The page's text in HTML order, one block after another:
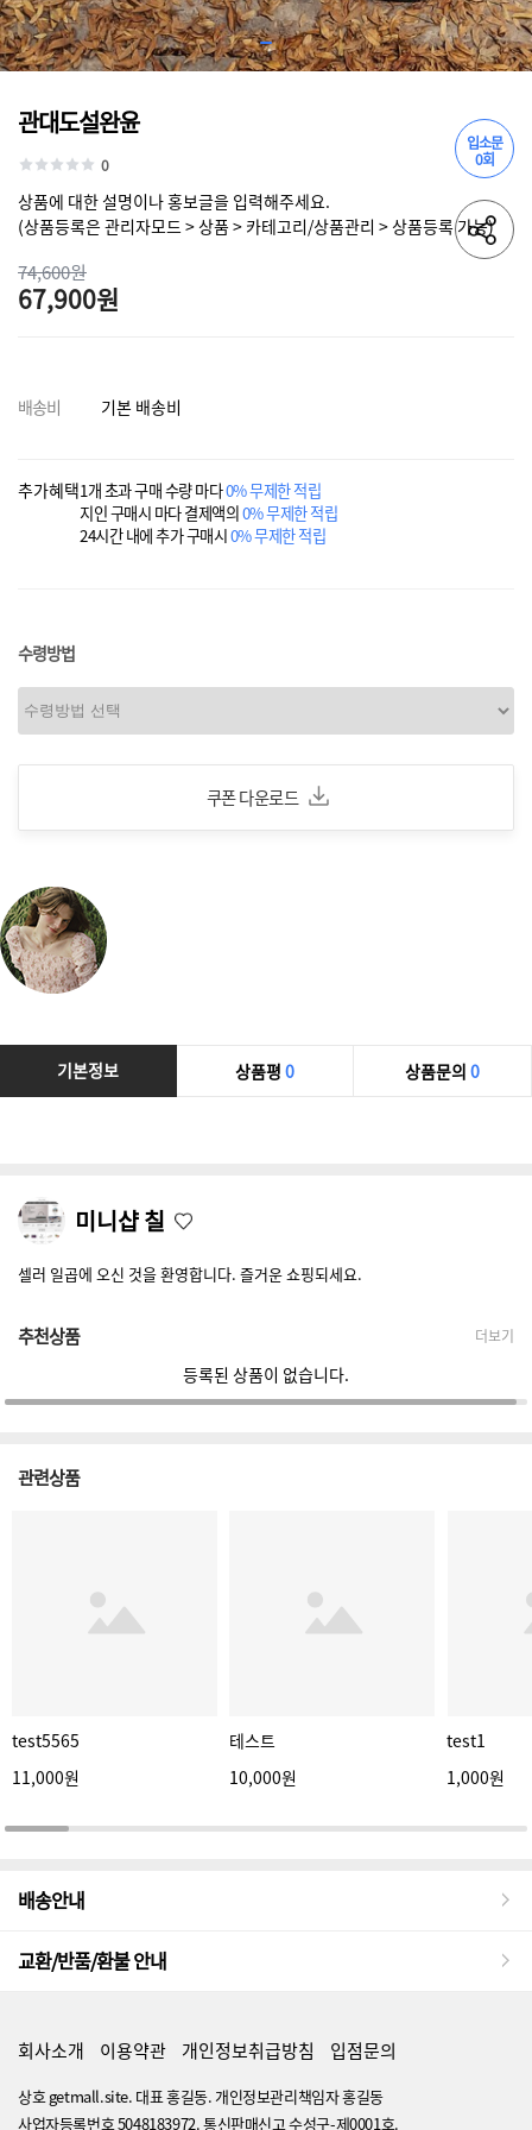
입소문
0회
관대도설완윤
0
상품에 대한 설명이나 홍보글을 입력해주세요.
(상품등록은 관리자모드 > 상품 > 카테고리/상품관리 > 상품등록 가능)
74,600원
67,900원
배송비 기본 배송비
추가혜택1개 초과 구매 수량 마다0% 무제한 적립
지인 구매시 마다 결제액의0% 무제한 적립
24시간 내에 추가 구매시0% 무제한 적립
수령방법
쿠폰 다운로드
기본정보 상품평 0 상품문의 0
미니샵 칠
셀러 일곱에 오신 것을 환영합니다. 즐거운 쇼핑되세요.
추천상품 더보기
등록된 상품이 없습니다.
관련상품
test5565
11,000원
테스트
10,000원
test1
1,000원
배송안내
교환/반품/환불 안내
회사소개 이용약관 개인정보취급방침 입점문의
상호 getmall.site. 대표 홍길동. 개인정보관리책임자 홍길동
사업자등록번호 5048183972. 통신판매신고 수성구-제0001호.